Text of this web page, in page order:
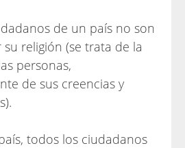
de un país no son
religión (se trata de la
personas,
de sus creencias y
todos los ciudadanos